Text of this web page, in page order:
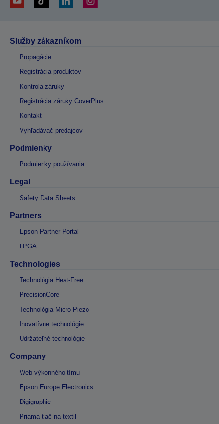
Služby zákazníkom
Propagácie
Registrácia produktov
Kontrola záruky
Registrácia záruky CoverPlus
Kontakt
Vyhľadávač predajcov
Podmienky
Podmienky používania
Legal
Safety Data Sheets
Partners
Epson Partner Portal
LPGA
Technologies
Technológia Heat-Free
PrecisionCore
Technológia Micro Piezo
Inovatívne technológie
Udržateľné technológie
Company
Web výkonného tímu
Epson Europe Electronics
Digigraphie
Priama tlač na textil